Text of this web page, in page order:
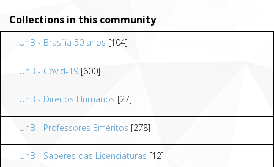
Collections in this community
UnB - Brasília 50 anos [104]
UnB - Covid-19 [600]
UnB - Direitos Humanos [27]
UnB - Professores Eméritos [278]
UnB - Saberes das Licenciaturas [12]